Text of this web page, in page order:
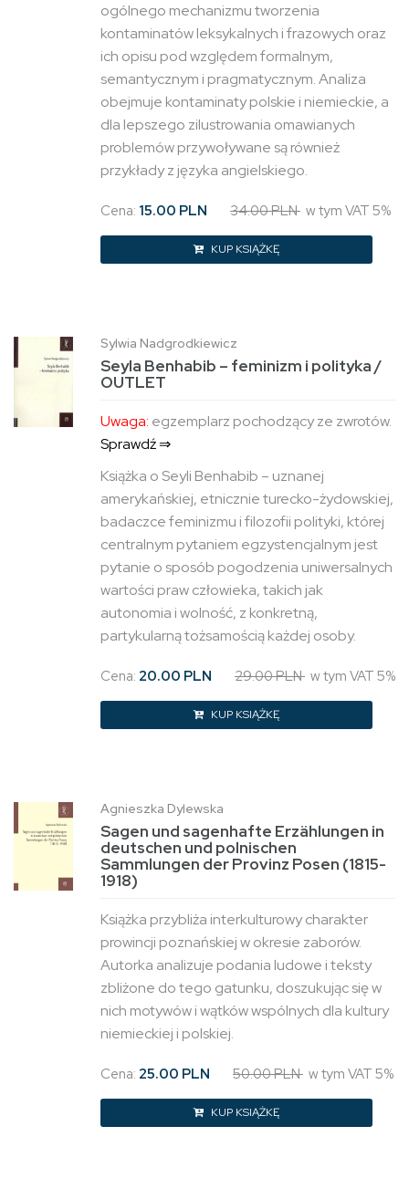
ogólnego mechanizmu tworzenia
kontaminatów leksykalnych i frazowych oraz
ich opisu pod względem formalnym,
semantycznym i pragmatycznym. Analiza
obejmuje kontaminaty polskie i niemieckie, a
dla lepszego zilustrowania omawianych
problemów przywoływane są również
przykłady z języka angielskiego.
Cena: 15.00 PLN 34.00 PLN w tym VAT 5%
KUP KSIĄŻKĘ
Sylwia Nadgrodkiewicz
Seyla Benhabib – feminizm i polityka /
OUTLET
Uwaga: egzemplarz pochodzący ze zwrotów.
Sprawdź ⇒
Książka o Seyli Benhabib – uznanej
amerykańskiej, etnicznie turecko-żydowskiej,
badaczce feminizmu i filozofii polityki, której
centralnym pytaniem egzystencjalnym jest
pytanie o sposób pogodzenia uniwersalnych
wartości praw człowieka, takich jak
autonomia i wolność, z konkretną,
partykularną tożsamością każdej osoby.
Cena: 20.00 PLN 29.00 PLN w tym VAT 5%
KUP KSIĄŻKĘ
Agnieszka Dylewska
Sagen und sagenhafte Erzählungen in
deutschen und polnischen
Sammlungen der Provinz Posen (1815-
1918)
Książka przybliża interkulturowy charakter
prowincji poznańskiej w okresie zaborów.
Autorka analizuje podania ludowe i teksty
zbliżone do tego gatunku, doszukując się w
nich motywów i wątków wspólnych dla kultury
niemieckiej i polskiej.
Cena: 25.00 PLN 50.00 PLN w tym VAT 5%
KUP KSIĄŻKĘ